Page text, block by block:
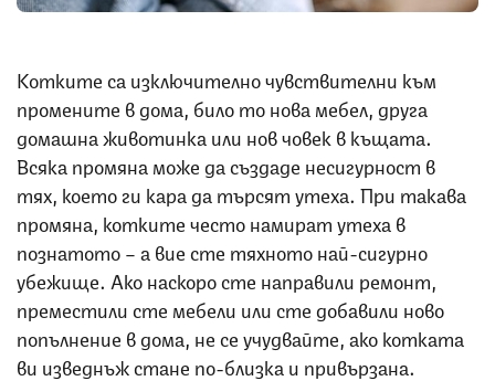
Котките са изключително чувствителни към
промените в дома, било то нова мебел, друга
домашна животинка или нов човек в къщата.
Всяка промяна може да създаде несигурност в
тях, което ги кара да търсят утеха. При такава
промяна, котките често намират утеха в
познатото – а вие сте тяхното най-сигурно
убежище. Ако наскоро сте направили ремонт,
преместили сте мебели или сте добавили ново
попълнение в дома, не се учудвайте, ако котката
ви изведнъж стане по-близка и привързана.